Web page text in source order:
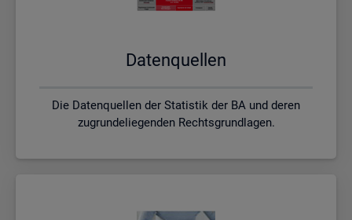
Da­ten­quel­len
Die Datenquellen der Statistik der BA und deren
zugrundeliegenden Rechtsgrundlagen.